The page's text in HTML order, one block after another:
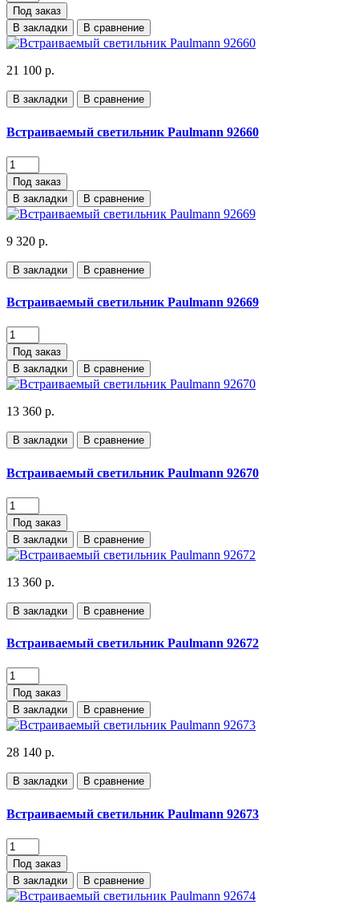
Под заказ
В закладки
В сравнение
21 100 р.
В закладки В сравнение
Встраиваемый светильник Paulmann 92660
Под заказ
В закладки
В сравнение
9 320 р.
В закладки В сравнение
Встраиваемый светильник Paulmann 92669
Под заказ
В закладки
В сравнение
13 360 р.
В закладки В сравнение
Встраиваемый светильник Paulmann 92670
Под заказ
В закладки
В сравнение
13 360 р.
В закладки В сравнение
Встраиваемый светильник Paulmann 92672
Под заказ
В закладки
В сравнение
28 140 р.
В закладки В сравнение
Встраиваемый светильник Paulmann 92673
Под заказ
В закладки
В сравнение